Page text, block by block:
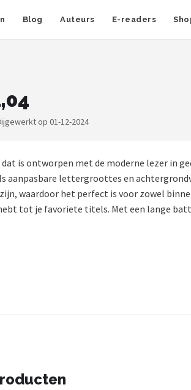
Blog Auteurs E-readers
op 01-12-2024
is ontworpen met de moderne lezer in
aanpasbare lettergroottes en
waardoor het perfect is voor zowel
tot je favoriete titels. Met een lange